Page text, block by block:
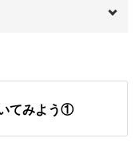
てみよう①